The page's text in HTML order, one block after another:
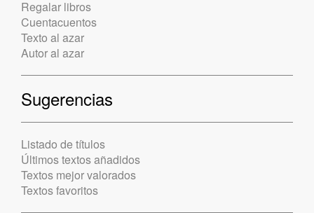
Regalar libros
Cuentacuentos
Texto al azar
Autor al azar
Sugerencias
Listado de títulos
Últimos textos añadidos
Textos mejor valorados
Textos favoritos